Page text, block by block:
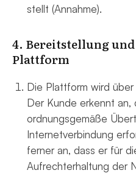
stellt (Annahme).
4. Bereitstellung
Plattform
Die Plattform wird
Der Kunde erkennt an,
ordnungsgemäße
Internetverbindung
ferner an, dass er für
Aufrechterhaltung der